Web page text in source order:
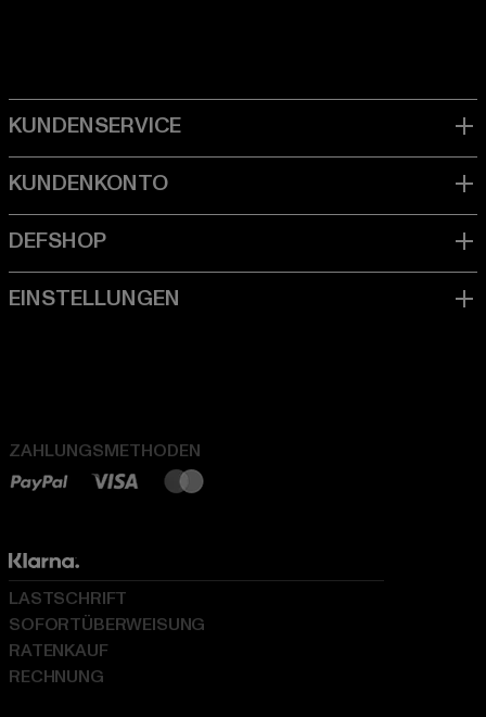
ZAHLUNGSMETHODEN
LASTSCHRIFT
SOFORTÜBERWEISUNG
RATENKAUF
RECHNUNG